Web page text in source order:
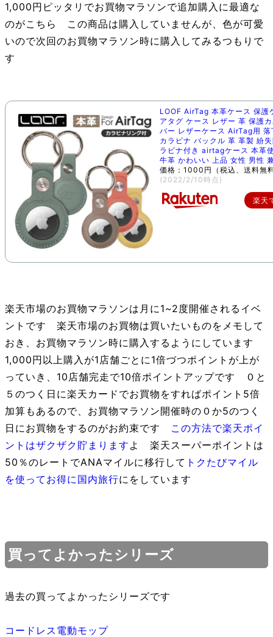
1,000円ピッタリでお買物マラソンで追加購入に最適な
のがこちら この商品は購入していませんが、色が可愛
いので次回のお買物マラソン時に購入してみるつもりで
す
LOOF AirTag 本革ケース 保護
アタグ ケース レザー 革 保護
バー レザーケース AirTag用 落
カラビナ バックル 革 革製 紛
ラビナ付き airtagケース 本革
牛革 かわいい 上品 女性 男性
価格：1000円（税込、送料無
(2022/2/10時点)
楽天
楽天市場のお買物マラソンは月に1~2度開催されるイベ
ントです 楽天市場のお買物は買いたいものをメモして
おき、お買物マラソン時に購入するようにしています
1,000円以上購入が1店舗ごとに1倍づつポイントが上が
っていき、10店舗完走で10倍ポイントアップです ０と
５のつく日に楽天カードでお買物をすればポイント5倍
加算もあるので、お買物マラソン開催時の０か5のつく
日にお買物をするのがお約束です この方法で楽天ポイ
ントはザクザク貯まります よ 楽天スーパーポイントは
50％のレートでANAマイルに移行して トクたびマイル
を使ってお得に国内旅行にをしています
買ってよかったシリーズ
過去の買ってよかったシリーズです
コードレス電動モップ